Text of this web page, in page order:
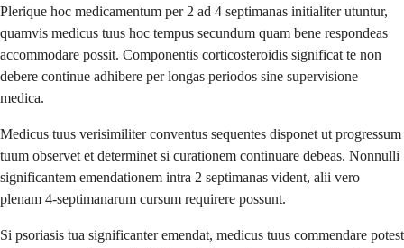
Plerique hoc medicamentum per 2 ad 4 septimanas initialiter utuntur,
quamvis medicus tuus hoc tempus secundum quam bene respondeas
accommodare possit. Componentis corticosteroidis significat te non
debere continue adhibere per longas periodos sine supervisione
medica.
Medicus tuus verisimiliter conventus sequentes disponet ut progressum
tuum observet et determinet si curationem continuare debeas. Nonnulli
significantem emendationem intra 2 septimanas vident, alii vero
plenam 4-septimanarum cursum requirere possunt.
Si psoriasis tua significanter emendat, medicus tuus commendare potest